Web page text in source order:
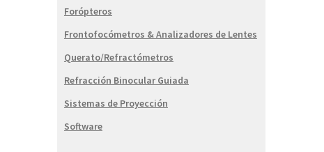
Forópteros
Frontofocómetros & Analizadores de Lentes
Querato/Refractómetros
Refracción Binocular Guiada
Sistemas de Proyección
Software